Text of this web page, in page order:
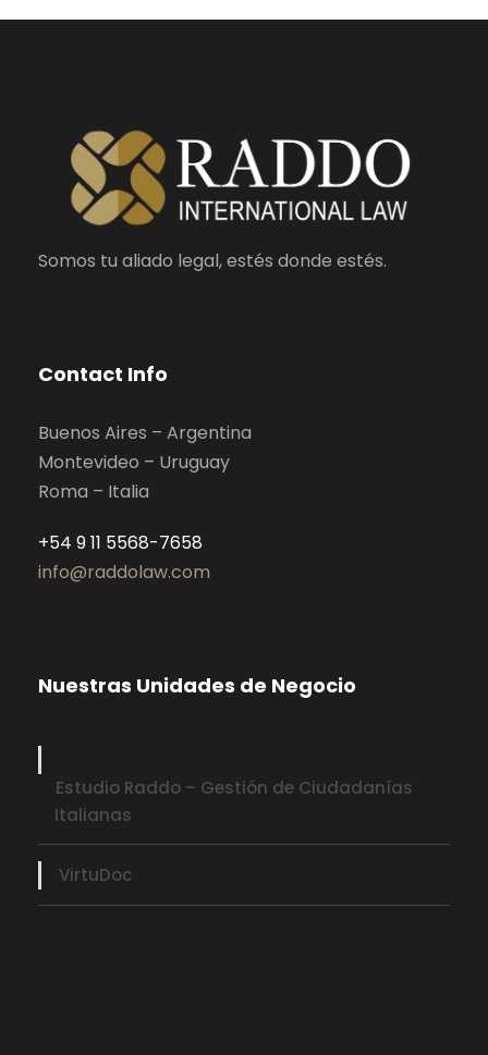
Somos tu aliado legal, estés donde estés.
Contact Info
Buenos Aires – Argentina
Montevideo – Uruguay
Roma – Italia
+54 9 11 5568-7658
info@raddolaw.com
Nuestras Unidades de Negocio
Estudio Raddo – Gestión de Ciudadanías
Italianas
VirtuDoc